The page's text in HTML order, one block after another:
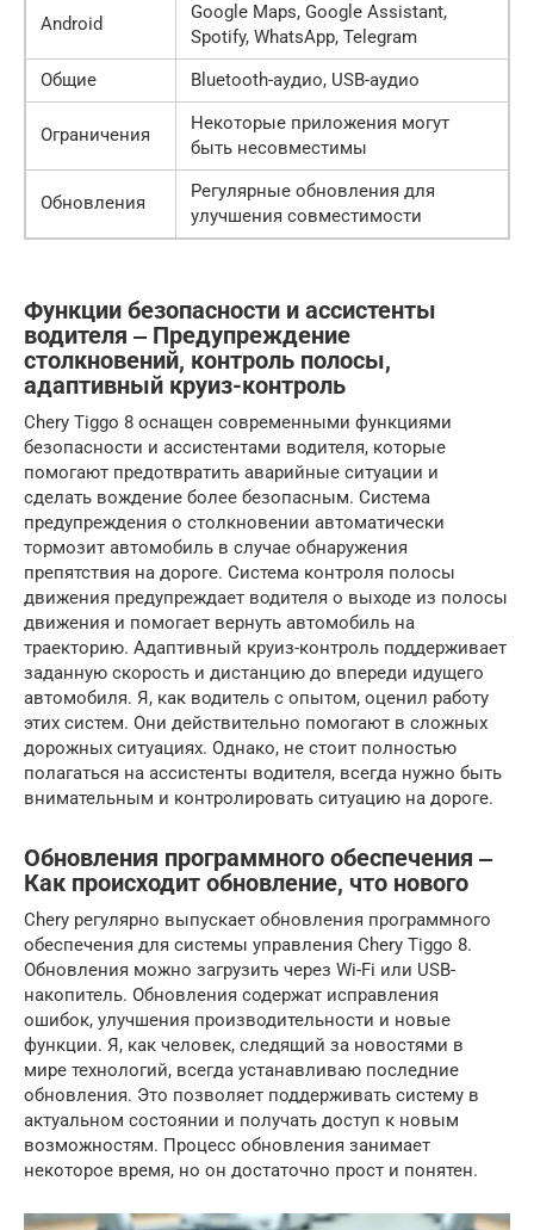
Android
Google Maps, Google Assistant,
Spotify, WhatsApp, Telegram
Общие
Bluetooth-аудио, USB-аудио
Ограничения
Некоторые приложения могут
быть несовместимы
Обновления
Регулярные обновления для
улучшения совместимости
Функции безопасности и ассистенты
водителя ‒ Предупреждение
столкновений, контроль полосы,
адаптивный круиз-контроль
Chery Tiggo 8 оснащен современными функциями
безопасности и ассистентами водителя, которые
помогают предотвратить аварийные ситуации и
сделать вождение более безопасным. Система
предупреждения о столкновении автоматически
тормозит автомобиль в случае обнаружения
препятствия на дороге. Система контроля полосы
движения предупреждает водителя о выходе из полосы
движения и помогает вернуть автомобиль на
траекторию. Адаптивный круиз-контроль поддерживает
заданную скорость и дистанцию до впереди идущего
автомобиля. Я, как водитель с опытом, оценил работу
этих систем. Они действительно помогают в сложных
дорожных ситуациях. Однако, не стоит полностью
полагаться на ассистенты водителя, всегда нужно быть
внимательным и контролировать ситуацию на дороге.
Обновления программного обеспечения ‒
Как происходит обновление, что нового
Chery регулярно выпускает обновления программного
обеспечения для системы управления Chery Tiggo 8.
Обновления можно загрузить через Wi-Fi или USB-
накопитель. Обновления содержат исправления
ошибок, улучшения производительности и новые
функции. Я, как человек, следящий за новостями в
мире технологий, всегда устанавливаю последние
обновления. Это позволяет поддерживать систему в
актуальном состоянии и получать доступ к новым
возможностям. Процесс обновления занимает
некоторое время, но он достаточно прост и понятен.